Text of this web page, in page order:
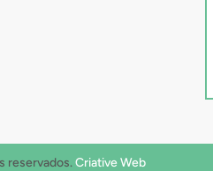
reservados.Criative Web